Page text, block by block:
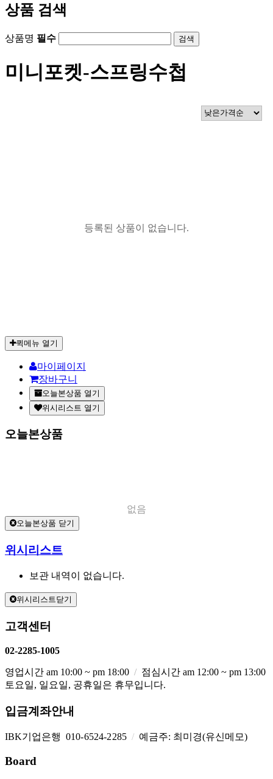
상품 검색
상품명 필수
미니포켓-스프링수첩
등록된 상품이 없습니다.
퀵메뉴 열기
마이페이지
장바구니
오늘본상품 열기
위시리스트 열기
오늘본상품
없음
오늘본상품 닫기
위시리스트
보관 내역이 없습니다.
위시리스트닫기
고객센터
02-2285-1005
영업시간 am 10:00 ~ pm 18:00 / 점심시간 am 12:00 ~ pm 13:00
토요일, 일요일, 공휴일은 휴무입니다.
입금계좌안내
IBK기업은행 010-6524-2285 / 예금주: 최미경(유신메모)
Board